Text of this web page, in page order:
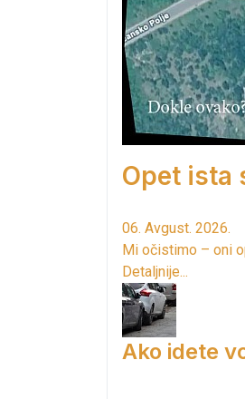
Opet ista
06. Avgust. 2026.
Mi očistimo – oni
Detaljnije...
Ako idete